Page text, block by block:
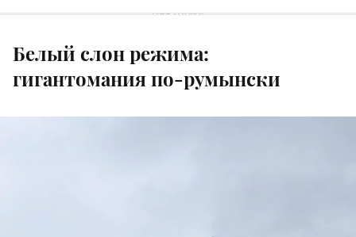
Белый слон режима:
гигантомания по-румынски